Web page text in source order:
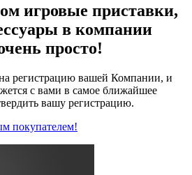
игровые приставки,
в компании
просто!
регистрацию вашей Компании, и
с вами в самое ближайшее
вашу регистрацию.
покупателем!